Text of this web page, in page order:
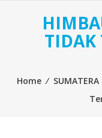
TIDAK
Home ⁄ SUMATERA